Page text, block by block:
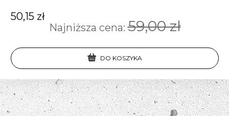
50,15 zł
Najniższa cena:59,00 zł
DO KOSZYKA